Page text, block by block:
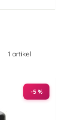
1 artikel
-5 %